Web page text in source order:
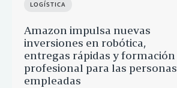
LOGÍSTICA
Amazon impulsa nuevas
inversiones en robótica,
entregas rápidas y formación
profesional para las personas
empleadas